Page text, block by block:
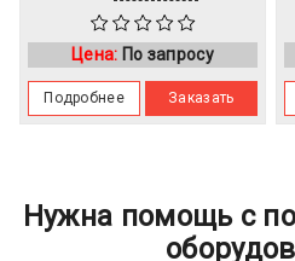
Цена: По запросу
Подробнее Заказать
Нужна помощь с